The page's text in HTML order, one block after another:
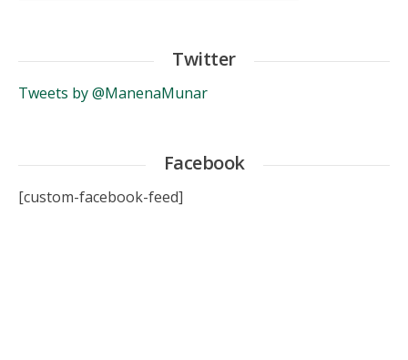
Twitter
Tweets by @ManenaMunar
Facebook
[custom-facebook-feed]